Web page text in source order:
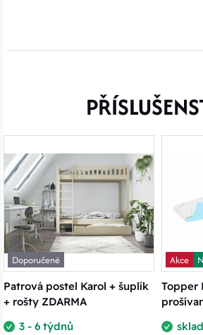
Doporučené
Patrová postel Karol + šuplík
+ rošty ZDARMA
3 - 6 týdnů
Akce
Topper